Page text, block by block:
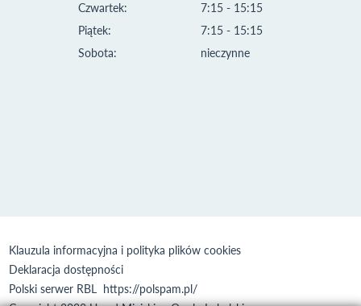
Czwartek:
Piątek:
Sobota:
7:15 - 15:15
7:15 - 15:15
nieczynne
Klauzula informacyjna i polityka plików cookies
Deklaracja dostępności
Polski serwer RBL https://polspam.pl/